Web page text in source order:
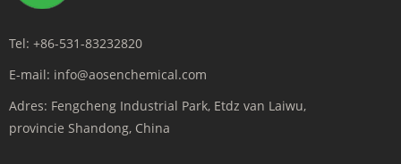
Tel: +86-531-83232820
E-mail: info@aosenchemical.com
Adres: Fengcheng Industrial Park, Etdz van Laiwu,
provincie Shandong, China